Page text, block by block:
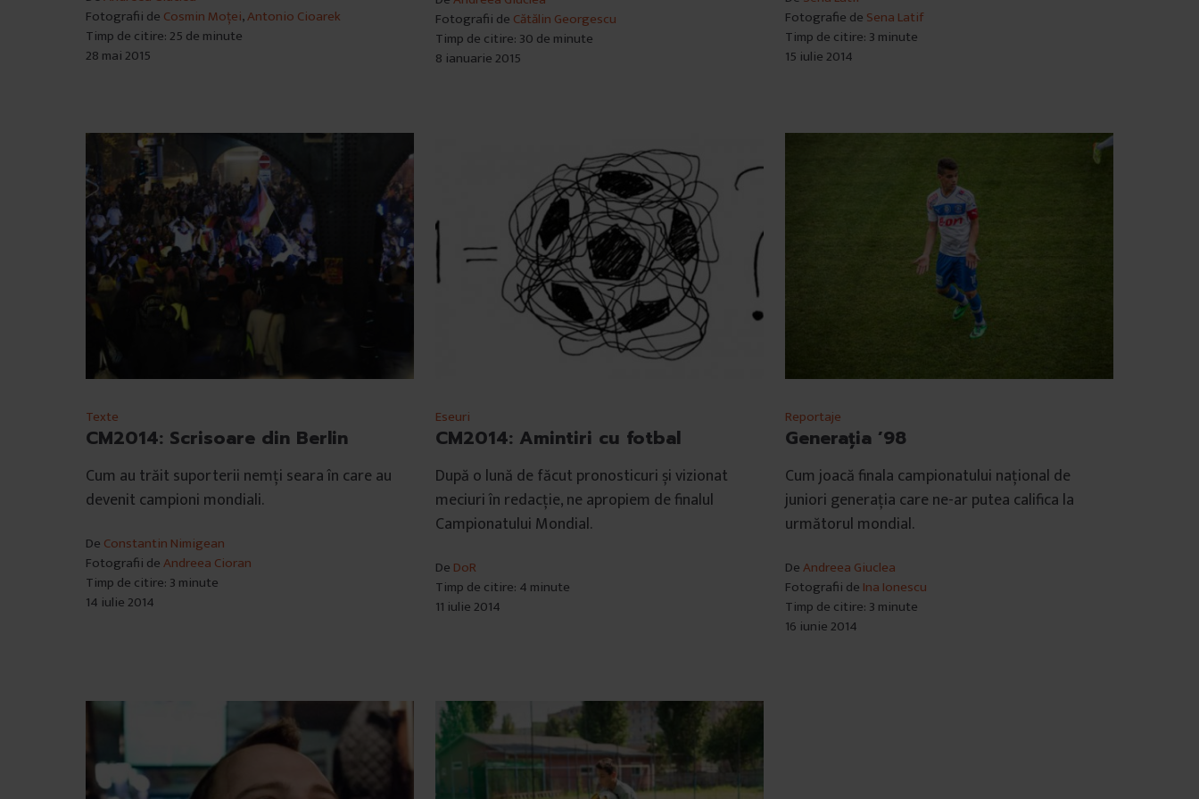
â
n
Fotografii de Cosmin Moței,Antonio Cioarek
Timp de citire: 25 de minute
28 mai 2015
Fotografii de Cătălin Georgescu
Timp de citire: 30 de minute
8 ianuarie 2015
Fotografie de Sena Latif
Timp de citire: 3 minute
15 iulie 2014
Texte
CM2014: Scrisoare din Berlin
Cum au trăit suporterii nemți seara în care au
devenit campioni mondiali.
De Constantin Nimigean
Fotografii deAndreea Cioran
Timp de citire: 3 minute
14 iulie 2014
Eseuri
CM2014: Amintiri cu fotbal
După o lună de făcut pronosticuri și vizionat
meciuri în redacție, ne apropiem de finalul
Campionatului Mondial.
De DoR
Timp de citire: 4 minute
11 iulie 2014
Reportaje
Generația ’98
Cum joacă finala campionatului național de
juniori generația care ne-ar putea califica la
următorul mondial.
DeAndreea Giuclea
Fotografii de Ina Ionescu
Timp de citire: 3 minute
16 iunie 2014